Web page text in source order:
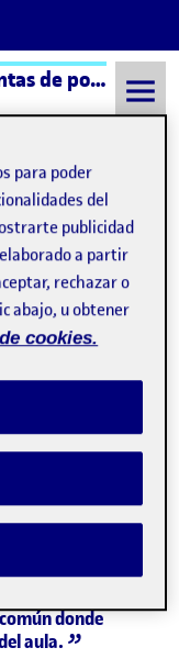
Laboratorio de herramientas de portafolios aula 5
generado
UOC y
estudiantes
llamados
algo, lo
dan permiso
donde
aula.
para poder
del
publicidad
a partir
rechazar o
abajo, u obtener
cookies.